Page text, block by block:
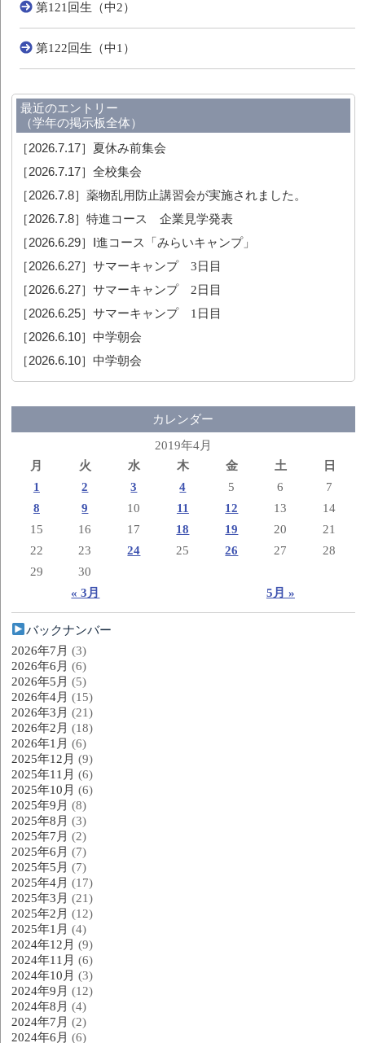
第121回生（中2）
第122回生（中1）
最近のエントリー
（学年の掲示板全体）
［2026.7.17］ 夏休み前集会
［2026.7.17］全校集会
［2026.7.8］薬物乱用防止講習会が実施されました。
［2026.7.8］特進コース 企業見学発表
［2026.6.29］ Ⅰ進コース「みらいキャンプ」
［2026.6.27］サマーキャンプ 3日目
［2026.6.27］サマーキャンプ 2日目
［2026.6.25］サマーキャンプ 1日目
［2026.6.10］中学朝会
［2026.6.10］中学朝会
カレンダー
2019年4月
月
火 水 木 金 土 日
« 3月 5月 »
1 2 3 4 5 6
7
8
9 10 11 12 13
14
15
16 17 18 19 20
21
22
23 24 25 26 27
28
29
30
バックナンバー
2026年7月 (3)
2026年6月 (6)
2026年5月 (5)
2026年4月 (15)
2026年3月 (21)
2026年2月 (18)
2026年1月 (6)
2025年12月 (9)
2025年11月 (6)
2025年10月 (6)
2025年9月 (8)
2025年8月 (3)
2025年7月 (2)
2025年6月 (7)
2025年5月 (7)
2025年4月 (17)
2025年3月 (21)
2025年2月 (12)
2025年1月 (4)
2024年12月 (9)
2024年11月 (6)
2024年10月 (3)
2024年9月 (12)
2024年8月 (4)
2024年7月 (2)
2024年6月 (6)